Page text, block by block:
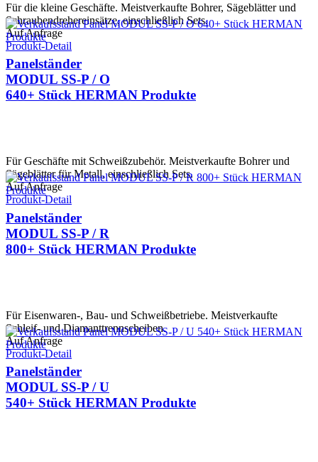
Für die kleine Geschäfte. Meistverkaufte Bohrer, Sägeblätter und
Schraubendrehereinsätze, einschließlich Sets.
Auf Anfrage
Produkt-Detail
Panelständer
MODUL SS-P / O
640+ Stück HERMAN Produkte
Für Geschäfte mit Schweißzubehör. Meistverkaufte Bohrer und
Sägeblätter für Metall, einschließlich Sets.
Auf Anfrage
Produkt-Detail
Panelständer
MODUL SS-P / R
800+ Stück HERMAN Produkte
Für Eisenwaren-, Bau- und Schweißbetriebe. Meistverkaufte
Schleif- und Diamanttrennscheiben.
Auf Anfrage
Produkt-Detail
Panelständer
MODUL SS-P / U
540+ Stück HERMAN Produkte